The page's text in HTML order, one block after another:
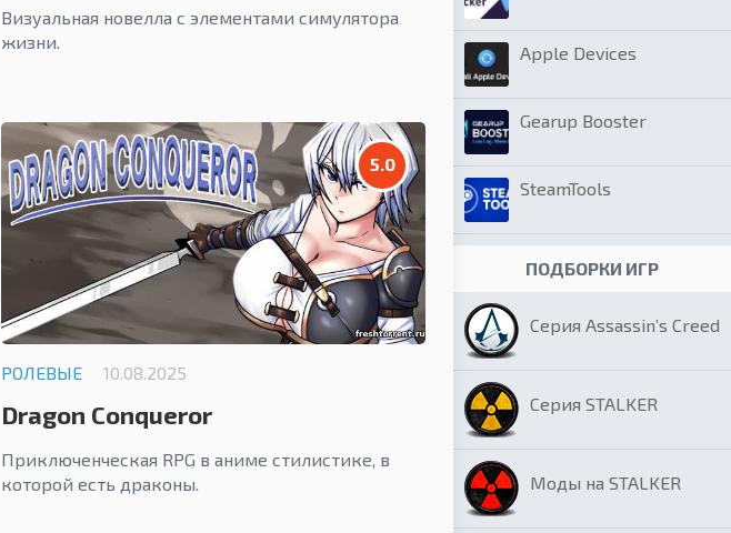
Визуальная новелла с элементами симулятора
жизни.
5.0
РОЛЕВЫЕ 10.08.2025
Dragon Conqueror
Приключенческая RPG в аниме стилистике, в
которой есть драконы.
Apple Devices
Gearup Booster
SteamTools
ПОДБОРКИ ИГР
Серия Assassin’s Creed
Серия STALKER
Моды на STALKER